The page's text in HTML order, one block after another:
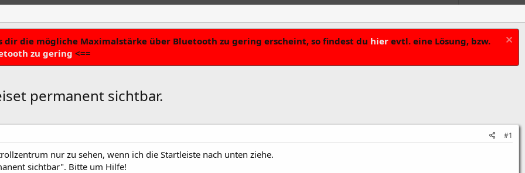
die mögliche Maximalstärke über Bluetooth zu gering erscheint, so findest du hier evtl. eine Lösung, bzw.
zu gering <==
permanent sichtbar.
#1
nur zu sehen, wenn ich die Startleiste nach unten ziehe.
sichtbar". Bitte um Hilfe!